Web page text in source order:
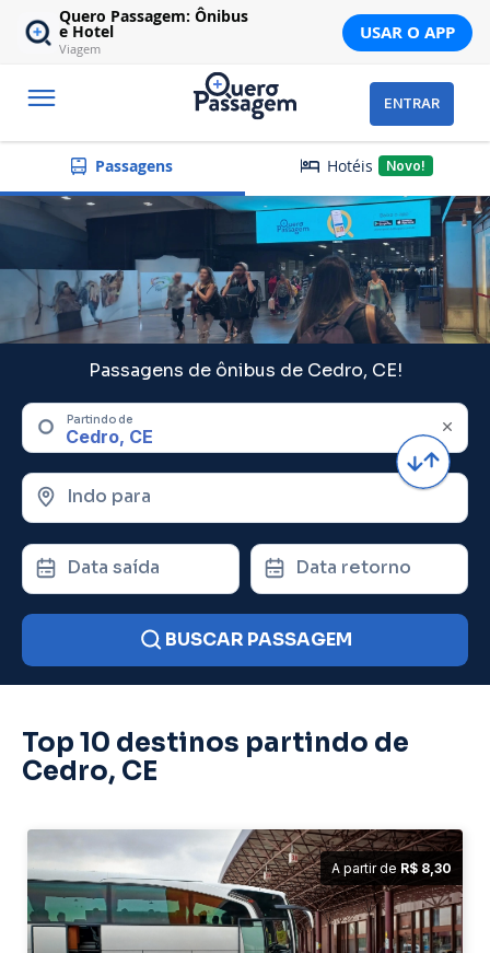
Quero Passagem: Ônibus
e Hotel
Viagem
USAR O APP
ENTRAR
Passagens Hotéis Novo!
Passagens de ônibus de Cedro, CE!
Partindo de
Indo para
Data saída Data retorno
BUSCAR PASSAGEM
Top 10 destinos partindo de
Cedro, CE
A partir de R$ 8,30